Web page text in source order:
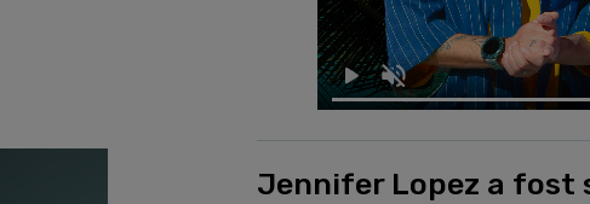
Jennifer Lopez a fost